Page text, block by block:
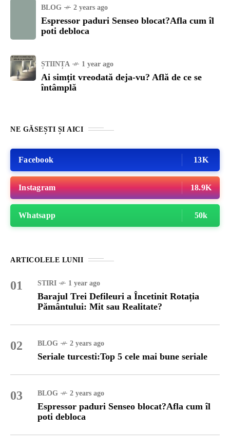
BLOG 2 years ago
Espressor paduri Senseo blocat?Afla cum îl
poti debloca
ȘTIINȚA 1 year ago
Ai simțit vreodată deja-vu? Află de ce se
întâmplă
NE GĂSEȘTI ȘI AICI
Facebook 13K
Instagram 18.9K
Whatsapp 50k
ARTICOLELE LUNII
01 STIRI 1 year ago
Barajul Trei Defileuri a Încetinit Rotația
Pământului: Mit sau Realitate?
02 BLOG 2 years ago
Seriale turcesti:Top 5 cele mai bune seriale
03 BLOG 2 years ago
Espressor paduri Senseo blocat?Afla cum îl
poti debloca